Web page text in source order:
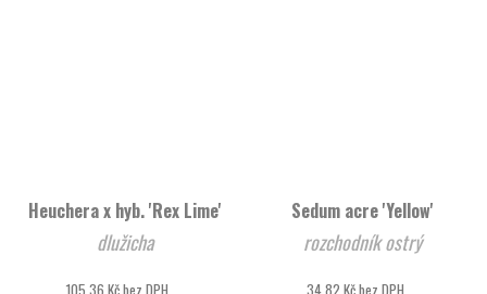
Heuchera x hyb. 'Rex Lime'
dlužicha
Sedum acre 'Yellow'
rozchodník ostrý